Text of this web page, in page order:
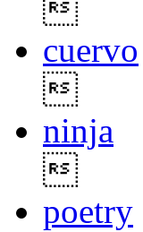
cuervo
ninja
poetry